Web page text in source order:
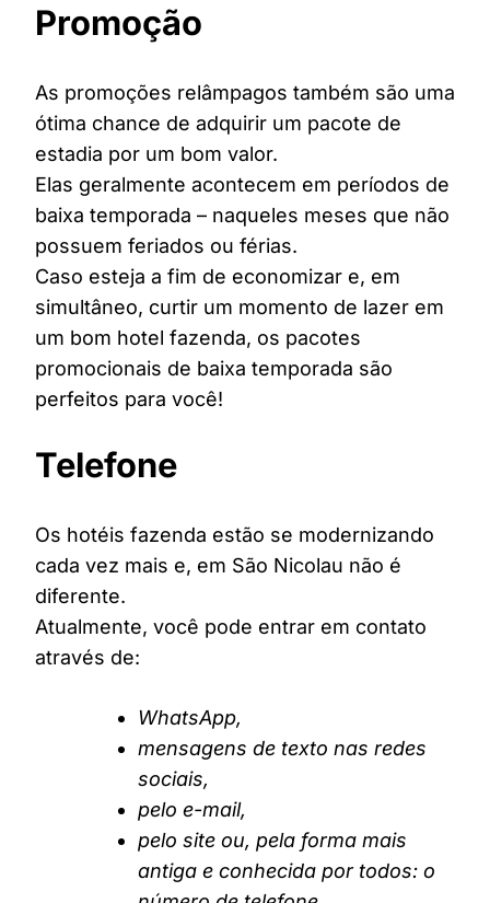
Promoção
As promoções relâmpagos também são uma
ótima chance de adquirir um pacote de
estadia por um bom valor.
Elas geralmente acontecem em períodos de
baixa temporada – naqueles meses que não
possuem feriados ou férias.
Caso esteja a fim de economizar e, em
simultâneo, curtir um momento de lazer em
um bom hotel fazenda, os pacotes
promocionais de baixa temporada são
perfeitos para você!
Telefone
Os hotéis fazenda estão se modernizando
cada vez mais e, em São Nicolau não é
diferente.
Atualmente, você pode entrar em contato
através de:
WhatsApp,
mensagens de texto nas redes
sociais,
pelo e-mail,
pelo site ou, pela forma mais
antiga e conhecida por todos: o